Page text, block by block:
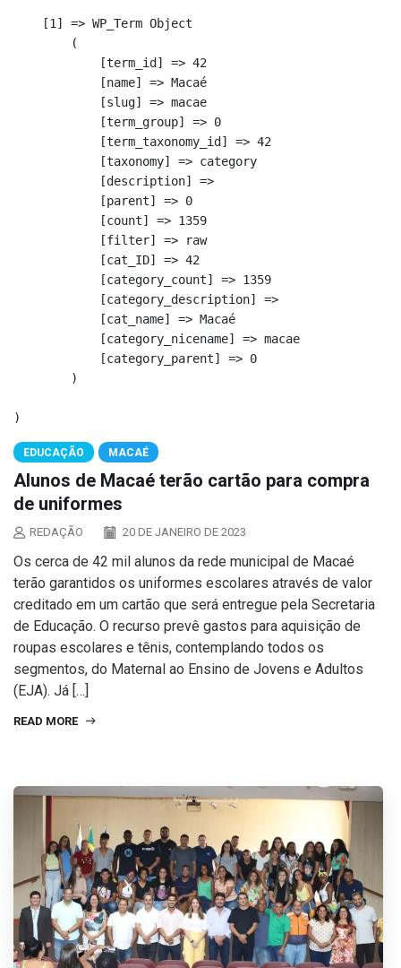
    [1] => WP_Term Object
        (
            [term_id] => 42
            [name] => Macaé
            [slug] => macae
            [term_group] => 0
            [term_taxonomy_id] => 42
            [taxonomy] => category
            [description] =>
            [parent] => 0
            [count] => 1359
            [filter] => raw
            [cat_ID] => 42
            [category_count] => 1359
            [category_description] =>
            [cat_name] => Macaé
            [category_nicename] => macae
            [category_parent] => 0
        )
EDUCAÇÃO MACAÉ
Alunos de Macaé terão cartão para compra
de uniformes
REDAÇÃO 20 DE JANEIRO DE 2023
Os cerca de 42 mil alunos da rede municipal de Macaé
terão garantidos os uniformes escolares através de valor
creditado em um cartão que será entregue pela Secretaria
de Educação. O recurso prevê gastos para aquisição de
roupas escolares e tênis, contemplando todos os
segmentos, do Maternal ao Ensino de Jovens e Adultos
(EJA). Já […]
READ MORE